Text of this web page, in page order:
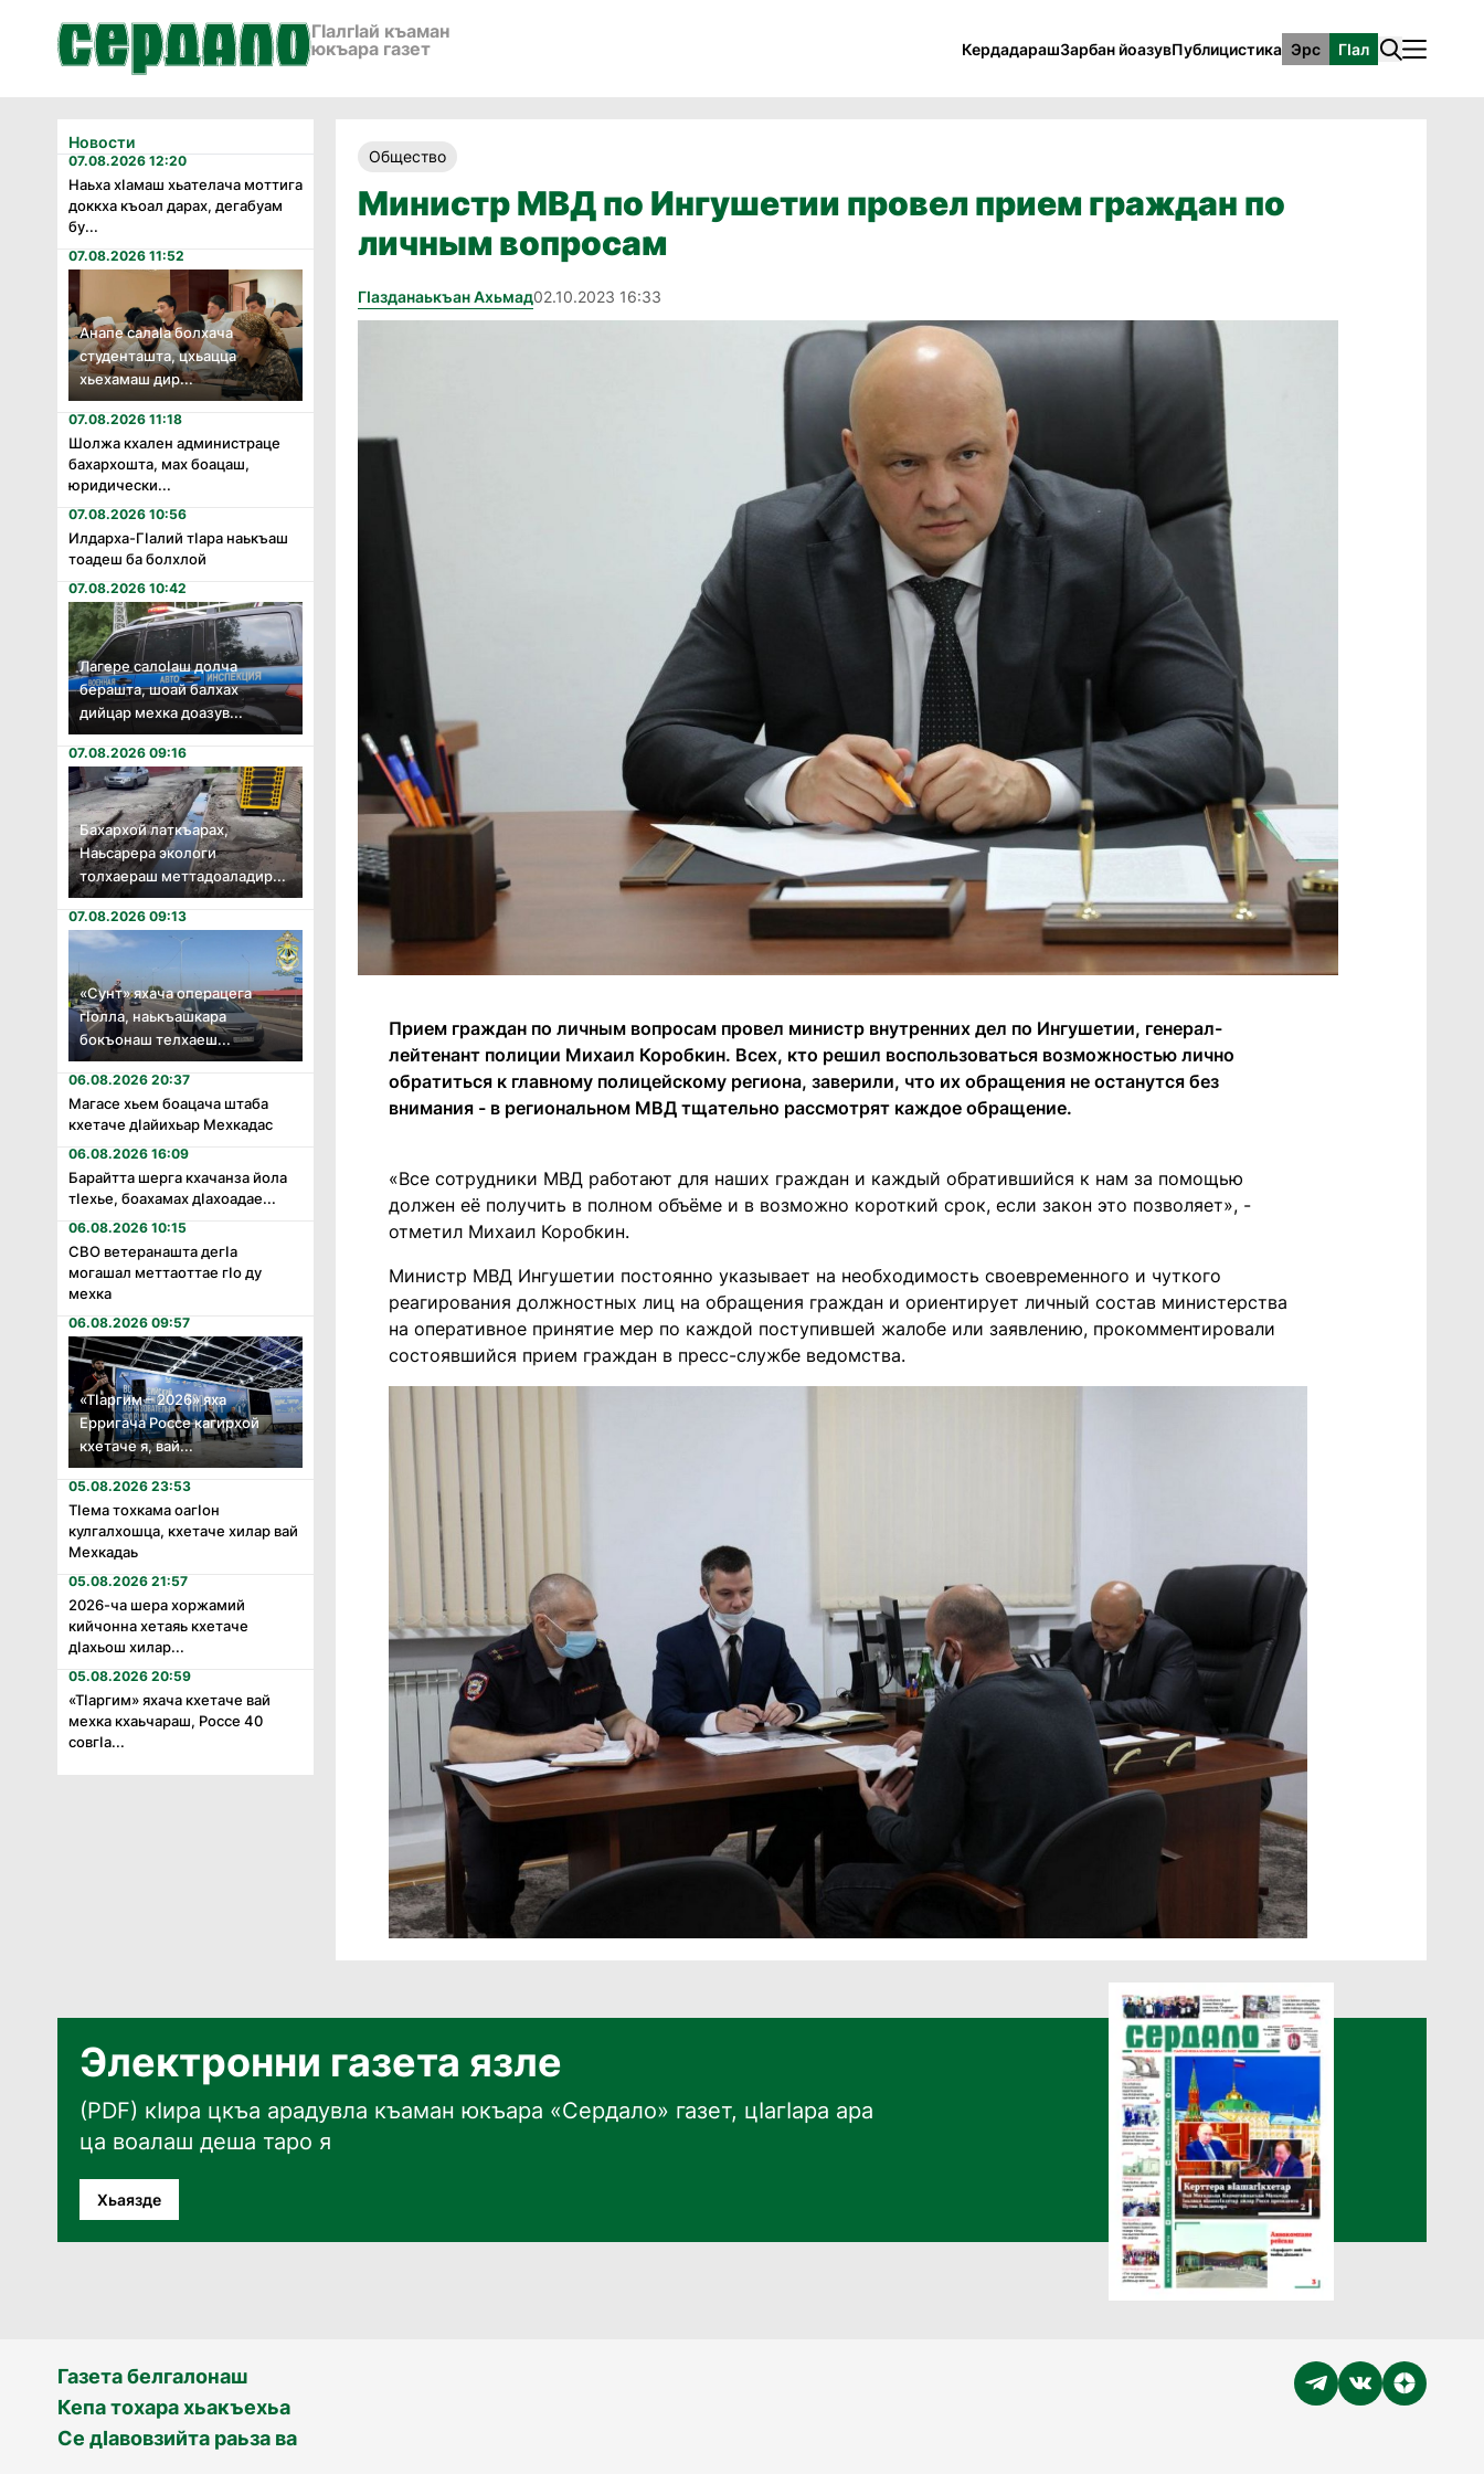
ГӀалгӀай къаман
юкъара газет
КердадарашЗарбан йоазувПублицистика Эрс ГӀал
Новости
07.08.2026 12:20
Наьха хӏамаш хьателача моттига
доккха къоал дарах, дегабуам
бу...
07.08.2026 11:52
Анапе салаӏа болхача
студенташта, цхьацца
хьехамаш дир...
07.08.2026 11:18
Шолжа кхален администраце
бахархошта, мах боацаш,
юридически...
07.08.2026 10:56
Илдарха-Гӏалий тӏара наькъаш
тоадеш ба болхлой
07.08.2026 10:42
Лагере салоӏаш долча
берашта, шоай балхах
дийцар мехка доазув...
07.08.2026 09:16
Бахархой латкъарах,
Наьсарера экологи
толхаераш меттадоаладир...
07.08.2026 09:13
«Сунт» яхача операцега
гӏолла, наькъашкара
бокъонаш телхаеш...
06.08.2026 20:37
Магасе хьем боацача штаба
кхетаче дӏайихьар Мехкадас
06.08.2026 16:09
Барайтта шерга кхачанза йола
тӏехье, боахамах дӏахоадае...
06.08.2026 10:15
СВО ветеранашта дегӏа
могашал меттаоттае гӏо ду
мехка
06.08.2026 09:57
«Тӏаргим – 2026» яха
Ерригача Россе кагирхой
кхетаче я, вай...
05.08.2026 23:53
Тӏема тохкама оагӏон
кулгалхошца, кхетаче хилар вай
Мехкадаь
05.08.2026 21:57
2026-ча шера хоржамий
кийчонна хетаяь кхетаче
дӏахьош хилар...
05.08.2026 20:59
«Тӏаргим» яхача кхетаче вай
мехка кхаьчараш, Россе 40
совгӏа...
Общество
Министр МВД по Ингушетии провел прием граждан по
личным вопросам
Гӏазданаькъан Ахьмад02.10.2023 16:33
Прием граждан по личным вопросам провел министр внутренних дел по Ингушетии, генерал-
лейтенант полиции Михаил Коробкин. Всех, кто решил воспользоваться возможностью лично
обратиться к главному полицейскому региона, заверили, что их обращения не останутся без
внимания - в региональном МВД тщательно рассмотрят каждое обращение.
«Все сотрудники МВД работают для наших граждан и каждый обратившийся к нам за помощью
должен её получить в полном объёме и в возможно короткий срок, если закон это позволяет», -
отметил Михаил Коробкин.
Министр МВД Ингушетии постоянно указывает на необходимость своевременного и чуткого
реагирования должностных лиц на обращения граждан и ориентирует личный состав министерства
на оперативное принятие мер по каждой поступившей жалобе или заявлению, прокомментировали
состоявшийся прием граждан в пресс-службе ведомства.
Электронни газета язле
(PDF) кӀира цкъа арадувла къаман юкъара «Сердало» газет, цӀагӀара ара
ца воалаш деша таро я
Хьаязде
Газета белгалонаш
Кепа тохара хьакъехьа
Се дӀавовзийта раьза ва